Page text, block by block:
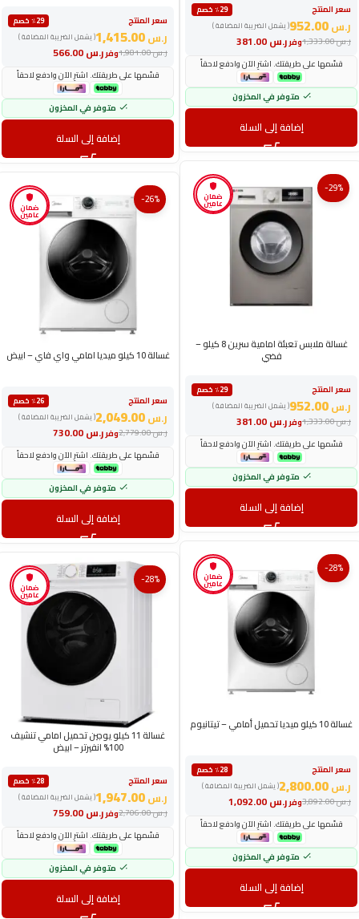
سعر المنتج
٪29 خصم
( يشمل الضريبة المضافة )
ر.س
وفرر.س ر.س1,333.00
قسّمها على طريقتك. اشترِ الآن وادفع لاحقاً
متوفر في المخزون
إضافة إلى السلة
سعر المنتج
٪29 خصم
( يشمل الضريبة المضافة )
ر.س
وفرر.س ر.س1,981.00
قسّمها على طريقتك. اشترِ الآن وادفع لاحقاً
متوفر في المخزون
إضافة إلى السلة
ضمان
عامين
-29%
غسالة ملابس تعبئة امامية سرين 8 كيلو –
فضي
سعر المنتج
٪29 خصم
( يشمل الضريبة المضافة )
ر.س
وفرر.س ر.س1,333.00
قسّمها على طريقتك. اشترِ الآن وادفع لاحقاً
متوفر في المخزون
إضافة إلى السلة
ضمان
عامين
-26%
غسالة 10 كيلو ميديا امامي واي فاي – ابيض
سعر المنتج
٪26 خصم
( يشمل الضريبة المضافة )
ر.س
وفرر.س ر.س2,779.00
قسّمها على طريقتك. اشترِ الآن وادفع لاحقاً
متوفر في المخزون
إضافة إلى السلة
ضمان
عامين
-28%
غسالة 10 كيلو ميديا تحميل أمامي – تيتانيوم
سعر المنتج
٪28 خصم
( يشمل الضريبة المضافة )
ر.س
وفرر.س ر.س3,892.00
قسّمها على طريقتك. اشترِ الآن وادفع لاحقاً
متوفر في المخزون
إضافة إلى السلة
ضمان
عامين
-28%
غسالة 11 كيلو يوجين تحميل امامي تنشيف
100% انفيرتر – ابيض
سعر المنتج
٪28 خصم
( يشمل الضريبة المضافة )
ر.س
وفرر.س ر.س2,706.00
قسّمها على طريقتك. اشترِ الآن وادفع لاحقاً
متوفر في المخزون
إضافة إلى السلة